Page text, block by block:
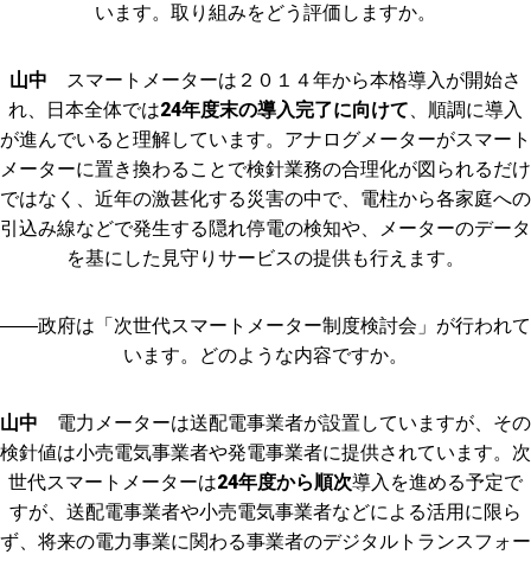
います。取り組みをどう評価しますか。
山中 スマートメーターは２０１４年から本格導入が開始さ
れ、日本全体では24年度末の導入完了に向けて、順調に導入
が進んでいると理解しています。アナログメーターがスマート
メーターに置き換わることで検針業務の合理化が図られるだけ
ではなく、近年の激甚化する災害の中で、電柱から各家庭への
引込み線などで発生する隠れ停電の検知や、メーターのデータ
を基にした見守りサービスの提供も行えます。
――政府は「次世代スマートメーター制度検討会」が行われて
います。どのような内容ですか。
山中 電力メーターは送配電事業者が設置していますが、その
検針値は小売電気事業者や発電事業者に提供されています。次
世代スマートメーターは24年度から順次導入を進める予定で
すが、送配電事業者や小売電気事業者などによる活用に限ら
ず、将来の電力事業に関わる事業者のデジタルトランスフォー